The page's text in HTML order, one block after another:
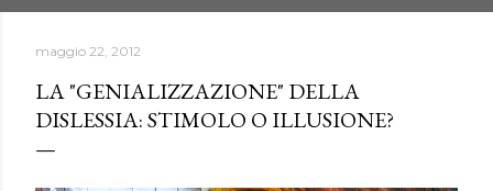
maggio 22, 2012
LA "GENIALIZZAZIONE" DELLA
DISLESSIA: STIMOLO O ILLUSIONE?